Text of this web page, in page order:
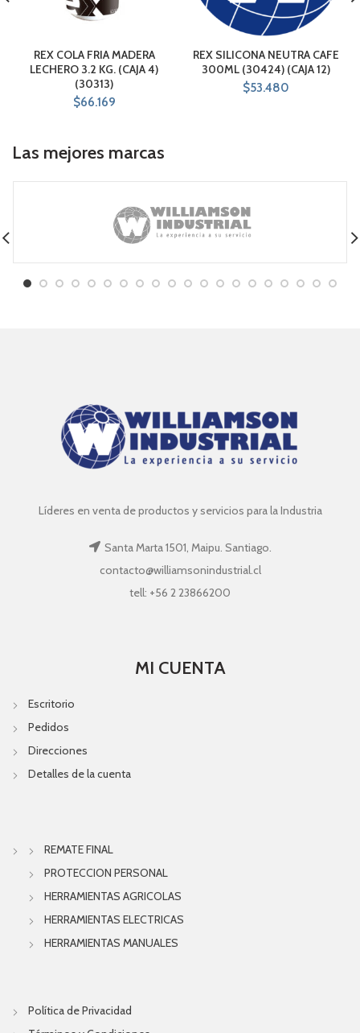
REX COLA FRIA MADERA
LECHERO 3.2 KG. (CAJA 4)
(30313)
$66.169
REX SILICONA NEUTRA CAFE
300ML (30424) (CAJA 12)
$53.480
Las mejores marcas
Líderes en venta de productos y servicios para la Industria
Santa Marta 1501, Maipu. Santiago.
contacto@williamsonindustrial.cl
tell: +56 2 23866200
MI CUENTA
Escritorio
Pedidos
Direcciones
Detalles de la cuenta
REMATE FINAL
PROTECCION PERSONAL
HERRAMIENTAS AGRICOLAS
HERRAMIENTAS ELECTRICAS
HERRAMIENTAS MANUALES
Política de Privacidad